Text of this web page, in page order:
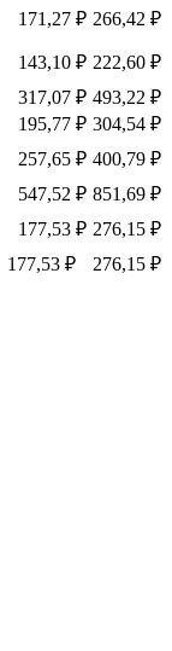
171,27 ₽ 266,42 ₽
143,10 ₽ 222,60 ₽
317,07 ₽ 493,22 ₽
195,77 ₽ 304,54 ₽
257,65 ₽ 400,79 ₽
547,52 ₽ 851,69 ₽
177,53 ₽ 276,15 ₽
177,53 ₽
276,15 ₽